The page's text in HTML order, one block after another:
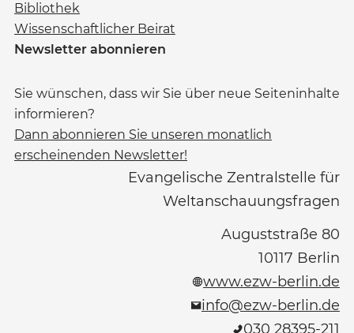
Bibliothek
Wissenschaftlicher Beirat
Newsletter abonnieren
Sie wünschen, dass wir Sie über neue Seiteninhalte
informieren?
Dann abonnieren Sie unseren monatlich
erscheinenden Newsletter!
Evangelische Zentralstelle für
Weltanschauungsfragen
Auguststraße 80
10117 Berlin
www.ezw-berlin.de
info@ezw-berlin.de
030 28395-211